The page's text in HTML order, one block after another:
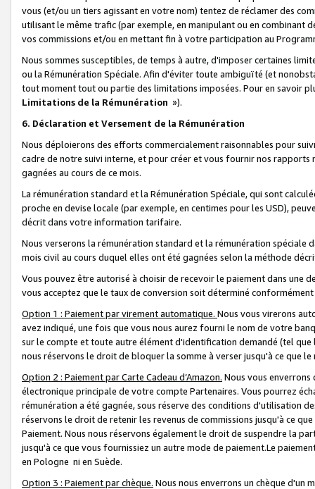
vous (et/ou un tiers agissant en votre nom) tentez de réclamer des
utilisant le même trafic (par exemple, en manipulant ou en combinant
vos commissions et/ou en mettant fin à votre participation au
Nous sommes susceptibles, de temps à autre, d'imposer certaines
ou la Rémunération Spéciale. Afin d'éviter toute ambiguïté (et
tout moment tout ou partie des limitations imposées. Pour en savoir
Limitations de la Rémunération »).
6. Déclaration et Versement de la Rémunération
Nous déploierons des efforts commercialement raisonnables pour
cadre de notre suivi interne, et pour créer et vous fournir nos
gagnées au cours de ce mois.
La rémunération standard et la Rémunération Spéciale, qui sont
proche en devise locale (par exemple, en centimes pour les USD),
décrit dans votre information tarifaire.
Nous verserons la rémunération standard et la rémunération spéciale
mois civil au cours duquel elles ont été gagnées selon la méthode
Vous pouvez être autorisé à choisir de recevoir le paiement dans une
vous acceptez que le taux de conversion soit déterminé
Option 1 : Paiement par virement automatique. Nous vous virerons
avez indiqué, une fois que vous nous aurez fourni le nom de votre
sur le compte et toute autre élément d'identification demandé (tel que
nous réservons le droit de bloquer la somme à verser jusqu'à ce que
Option 2 : Paiement par Carte Cadeau d’Amazon. Nous vous
électronique principale de votre compte Partenaires. Vous pourrez
rémunération a été gagnée, sous réserve des conditions d'utilisation
réservons le droit de retenir les revenus de commissions jusqu'à ce
Paiement. Nous nous réservons également le droit de suspendre la
jusqu'à ce que vous fournissiez un autre mode de paiement.Le
en Pologne ni en Suède.
Option 3 : Paiement par chèque. Nous nous enverrons un chèque d'un